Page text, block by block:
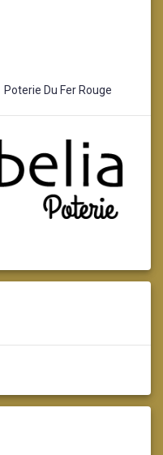
Poterie Du Fer Rouge